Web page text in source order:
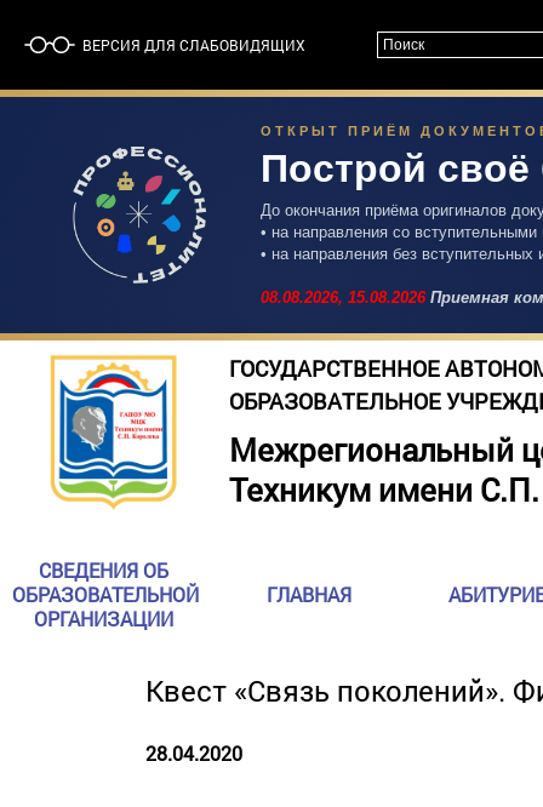
ВЕРСИЯ ДЛЯ СЛАБОВИДЯЩИХ
ОТКРЫТ ПРИЁМ
Построй
До окончания приёма оригиналов
• на направления со
• на направления без
08.08.2026, 15.08.2026Приемная
ГОСУДАРСТВЕННОЕ
ОБРАЗОВАТЕЛЬНОЕ
Межрегиональный
Техникум имени
СВЕДЕНИЯ ОБ
ОБРАЗОВАТЕЛЬНОЙ
ОРГАНИЗАЦИИ
ГЛАВНАЯ
Квест «Связь поколений».
28.04.2020